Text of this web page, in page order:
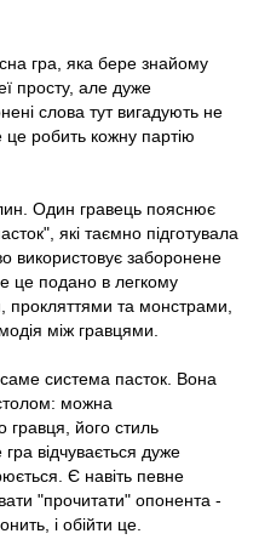
гра, яка бере знайому
просту, але дуже
слова тут вигадують не
робить кожну партію
Один гравець пояснює
які таємно підготувала
використовує заборонене
це подано в легкому
прокляттями та монстрами,
між гравцями.
система пасток. Вона
можна
гравця, його стиль
відчувається дуже
Є навіть певне
"прочитати" опонента -
і обійти це.